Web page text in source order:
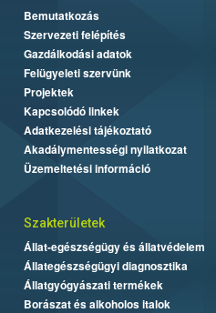
Bemutatkozás
Szervezeti felépítés
Gazdálkodási adatok
Felügyeleti szervünk
Projektek
Kapcsolódó linkek
Adatkezelési tájékoztató
Akadálymentességi nyilatkozat
Üzemeltetési információ
Szakterületek
Állat-egészségügy és állatvédelem
Állategészségügyi diagnosztika
Állatgyógyászati termékek
Borászat és alkoholos italok